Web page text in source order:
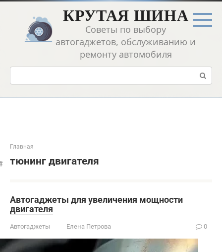
Перейти
контенту
КРУТАЯ ШИНА
Советы по выбору
автогаджетов, обслуживанию и
ремонту автомобиля
Поиск:
Главная
тюнинг двигателя
Автогаджеты для увеличения мощности
двигателя
Автогаджеты Елена Петрова 0